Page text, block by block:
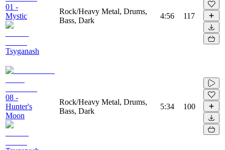
01 -
Mystic
Tsyganash
Rock/Heavy Metal, Drums,
Bass, Dark
4:56 117
08 -
Hunter's
Moon
Rock/Heavy Metal, Drums,
Bass, Dark
5:34 100